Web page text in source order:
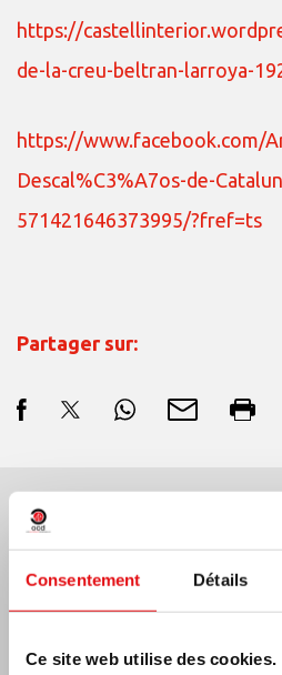
Consentement Détails
Ce site web utilise des cookies.
https://
de-la-creu-beltran-larroya-
https://www.facebook.com/
Descal%C3%A7os-de-
571421646373995/?fref=ts
Partager sur:
Dernières nouvelles:
MEXIQUE: ASSEMBLÉE